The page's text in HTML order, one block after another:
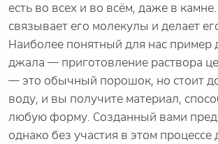
есть во всех и во всём, даже в
связывает его молекулы и делает
Наиболее понятный для нас пример
джала — приготовление раствора
— это обычный порошок, но стоит
воду, и вы получите материал,
любую форму. Созданный вами
однако без участия в этом процессе